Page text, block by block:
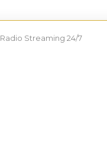
Radio Streaming 24/7